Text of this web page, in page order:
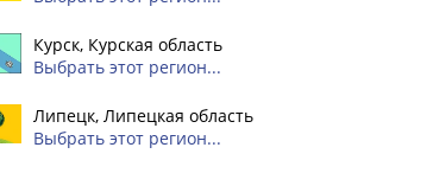
Курск, Курская область
Выбрать этот регион...
Липецк, Липецкая область
Выбрать этот регион...